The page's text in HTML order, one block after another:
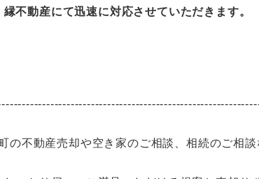
縁不動産にて迅速に対応させていただきます。
の不動産売却や空き家のご相談、相続のご相談